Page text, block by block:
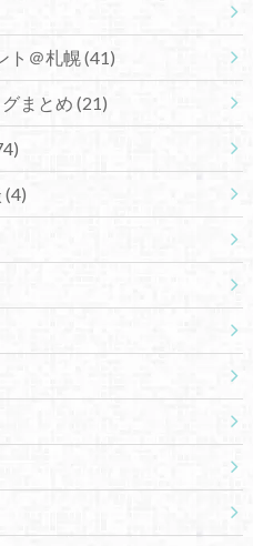
ト＠札幌(41)
まとめ (21)
(4)